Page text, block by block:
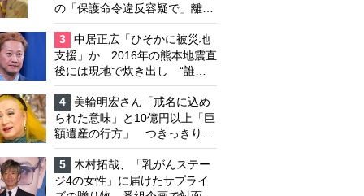
の「保護命令違反容疑で」離婚
協議は「第二ステージ」へ
3
中居正広「ひそかに被災地
支援」か 2016年の熊本地震直
後には現地で炊き出し “誰に
も知られなくて良い”と、むし
ろ強まる福祉活動への思い
4
美輪明宏さん「戒名に込め
られた意味」と10億円以上「巨
額遺産の行方」 つきっきりで
私生活をサポートしていた元俳
優が相続か
5
木村拓哉、「乳がんステー
ジ4の女性」に届けたサプライ